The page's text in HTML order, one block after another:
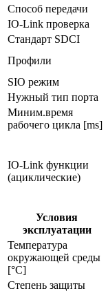
Способ передачи
IO-Link проверка
Стандарт SDCI
Профили
SIO режим
Нужный тип порта
Миним.время
рабочего цикла [ms]
IO-Link функции
(ациклические)
Условия
эксплуатации
Температура
окружающей среды
[°C]
Степень защиты